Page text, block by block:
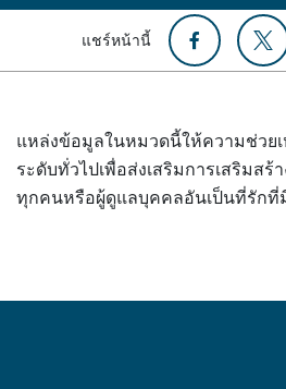
แชร์หน้านี้
แหล่งข้อมูลในหมวดนี้ให้ความช่วย
ระดับทั่วไปเพื่อส่งเสริมการเสริมส
ทุกคนหรือผู้ดูแลบุคคลอันเป็นที่รักที่